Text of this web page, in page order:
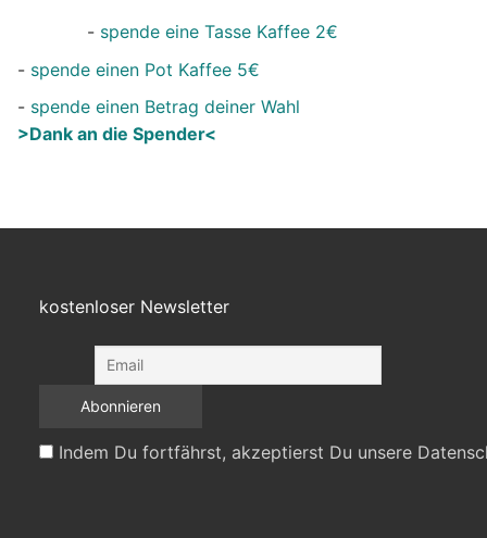
- spende eine Tasse Kaffee 2€
- spende einen Pot Kaffee 5€
- spende einen Betrag deiner Wahl
>Dank an die Spender<
kostenloser Newsletter
Indem Du fortfährst, akzeptierst Du unsere